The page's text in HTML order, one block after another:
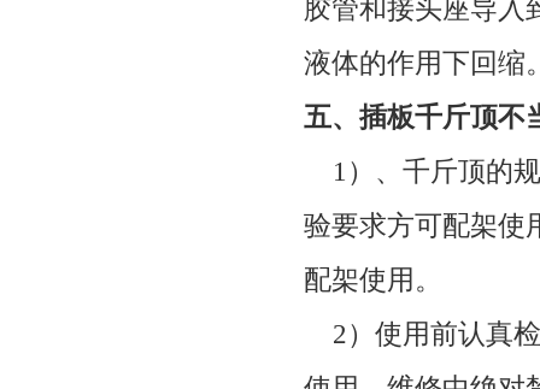
胶管和接头座导入
液体的作用下回缩
五、插板千斤顶不
1 ）、千斤顶的
验要求方可配架使
配架使用。
2）使用前认真